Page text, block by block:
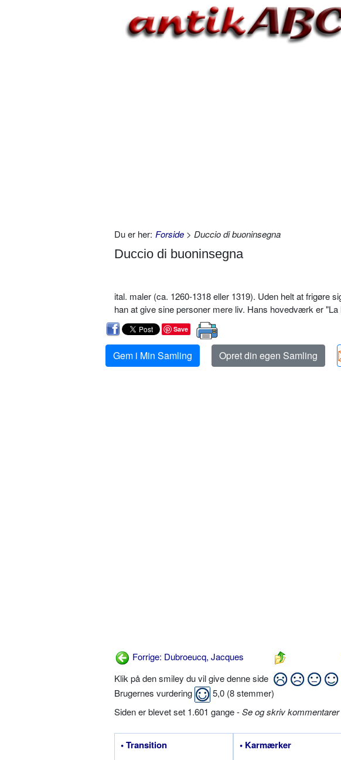
Du er her: Forside > Duccio di buoninsegna
Duccio di buoninsegna
ital. maler (ca. 1260-1318 eller 1319). Uden helt at frigøre
han at give sine personer mere liv. Hans hovedværk er
Save
Gem i Min Samling Opret din egen Samling
Forrige: Dubroeucq, Jacques
Klik på den smiley du vil give denne side
Brugernes vurdering
5,0 (8stemmer)
Siden er blevet set 1.601 gange -Se og skriv
• Transition • Karmærker